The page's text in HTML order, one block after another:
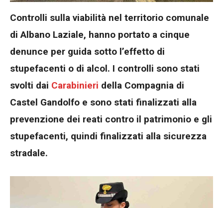
Controlli sulla viabilità nel territorio comunale
di Albano Laziale, hanno portato a cinque
denunce per guida sotto l’effetto di
stupefacenti o di alcol. I controlli sono stati
svolti dai Carabinieri della Compagnia di
Castel Gandolfo e sono stati finalizzati alla
prevenzione dei reati contro il patrimonio e gli
stupefacenti, quindi finalizzati alla sicurezza
stradale.